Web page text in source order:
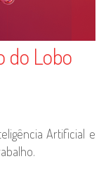
do Lobo
Artificial e